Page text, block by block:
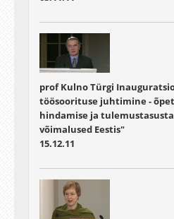
prof Kulno Türgi
töösoorituse juhtimine -
hindamise ja
võimalused Eestis"
15.12.11